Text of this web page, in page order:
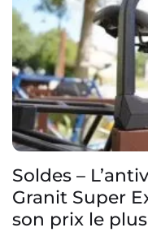
Soldes –
Granit Super
son prix le